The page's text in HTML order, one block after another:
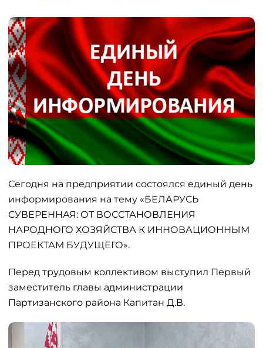
Сегодня на предприятии состоялся единый день
информирования на тему «БЕЛАРУСЬ
СУВЕРЕННАЯ: ОТ ВОССТАНОВЛЕНИЯ
НАРОДНОГО ХОЗЯЙСТВА К ИННОВАЦИОННЫМ
ПРОЕКТАМ БУДУЩЕГО».
Перед трудовым коллективом выступил Первый
заместитель главы администрации
Партизанского района Капитан Д.В.